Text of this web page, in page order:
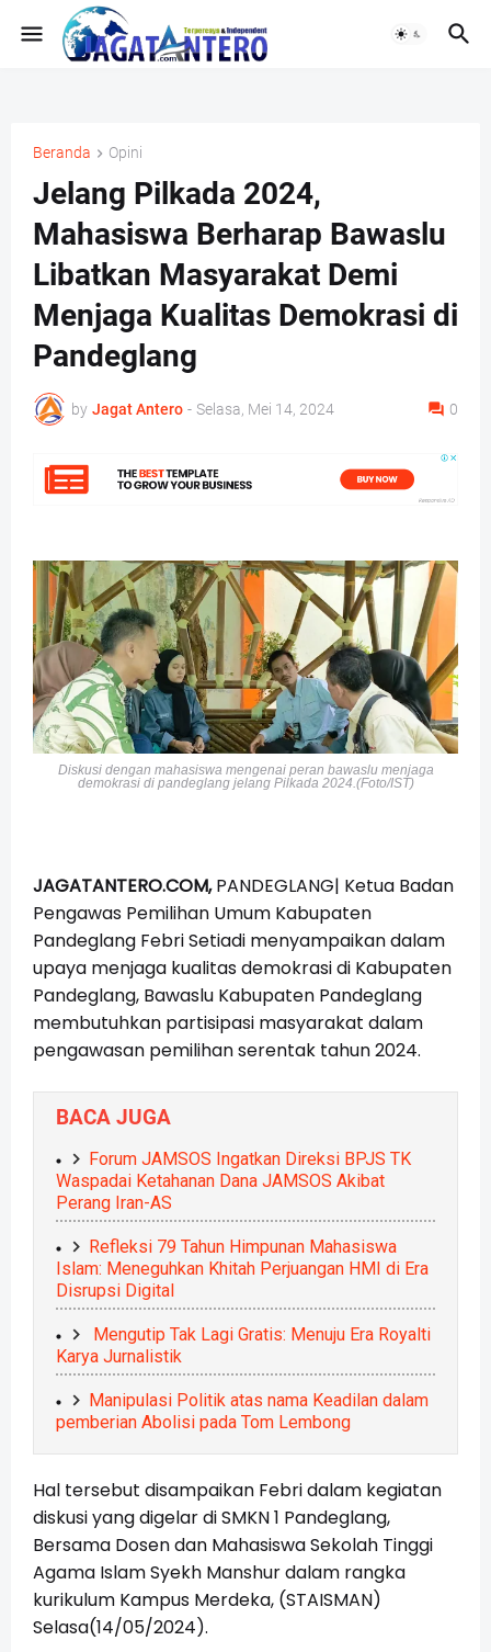
Beranda Opini
Jelang Pilkada 2024,
Mahasiswa Berharap Bawaslu
Libatkan Masyarakat Demi
Menjaga Kualitas Demokrasi di
Pandeglang
by Jagat Antero - Selasa, Mei 14, 2024 0
Diskusi dengan mahasiswa mengenai peran bawaslu menjaga
demokrasi di pandeglang jelang Pilkada 2024.(Foto/IST)
JAGATANTERO.COM,PANDEGLANG| Ketua Badan
Pengawas Pemilihan Umum Kabupaten
Pandeglang Febri Setiadi menyampaikan dalam
upaya menjaga kualitas demokrasi di Kabupaten
Pandeglang, Bawaslu Kabupaten Pandeglang
membutuhkan partisipasi masyarakat dalam
pengawasan pemilihan serentak tahun 2024.
BACA JUGA
Forum JAMSOS Ingatkan Direksi BPJS TK
Waspadai Ketahanan Dana JAMSOS Akibat
Perang Iran-AS
Refleksi 79 Tahun Himpunan Mahasiswa
Islam: Meneguhkan Khitah Perjuangan HMI di Era
Disrupsi Digital
Mengutip Tak Lagi Gratis: Menuju Era Royalti
Karya Jurnalistik
Manipulasi Politik atas nama Keadilan dalam
pemberian Abolisi pada Tom Lembong
Hal tersebut disampaikan Febri dalam kegiatan
diskusi yang digelar di SMKN 1 Pandeglang,
Bersama Dosen dan Mahasiswa Sekolah Tinggi
Agama Islam Syekh Manshur dalam rangka
kurikulum Kampus Merdeka, (STAISMAN)
Selasa(14/05/2024).